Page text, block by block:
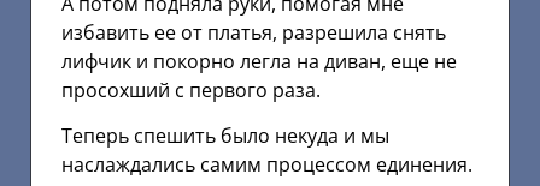
избавить ее от платья, разрешила снять
лифчик и покорно легла на диван, еще не
просохший с первого раза.
Теперь спешить было некуда и мы
наслаждались самим процессом единения.